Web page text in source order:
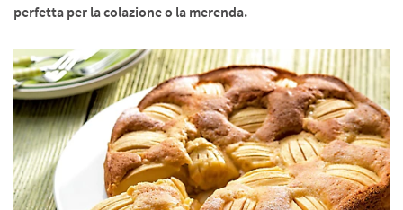
perfetta per la colazione o la merenda.